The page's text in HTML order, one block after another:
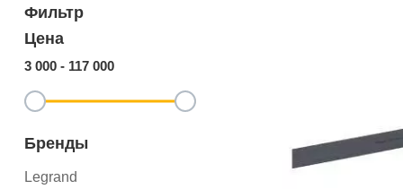
Фильтр
Цена
3 000 - 117 000
Бренды
Legrand